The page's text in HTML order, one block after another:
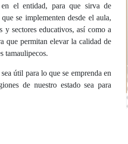
el entidad, para que sirva de
se implementen desde el aula,
y sectores educativos, así como a
que permitan elevar la calidad de
tamaulipecos.
útil para lo que se emprenda en
de nuestro estado sea para